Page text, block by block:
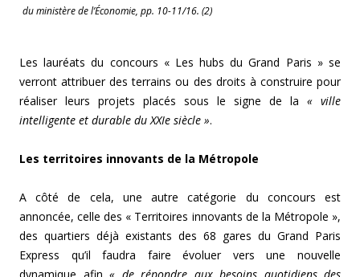
du ministère de l’Économie, pp. 10-11/16. (2)
Les lauréats du concours « Les hubs du Grand Paris » se
verront attribuer des terrains ou des droits à construire pour
réaliser leurs projets placés sous le signe de la « ville
intelligente et durable du XXIe siècle ».
Les territoires innovants de la Métropole
A côté de cela, une autre catégorie du concours est
annoncée, celle des « Territoires innovants de la Métropole »,
des quartiers déjà existants des 68 gares du Grand Paris
Express qu’il faudra faire évoluer vers une nouvelle